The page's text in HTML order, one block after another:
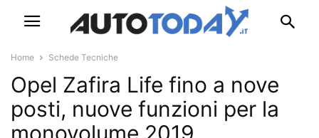
Home Schede Tecniche
Opel Zafira Life fino a nove
posti, nuove funzioni per la